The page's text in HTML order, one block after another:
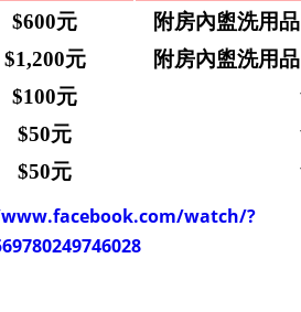
$600元
附房內盥洗用
$1,200元
附房內盥洗用
$100元
$50元
$50元
watch/?